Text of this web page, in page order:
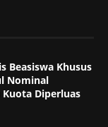
Beasiswa Khusus
Nominal
Diperluas